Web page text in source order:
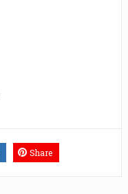
Share